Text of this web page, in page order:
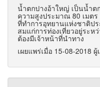
น้ำตกปางอ้าใหญ่ เป็นน้ำ
ความสูงประมาณ 80 เมต
ที่ทำการอุทยานแห่งชาติป
สมแก่การท่องเที่ยวอยู่ระห
ต้องมีเจ้าหน้าที่นำทาง
เผยแพร่เมื่อ 15-08-2018